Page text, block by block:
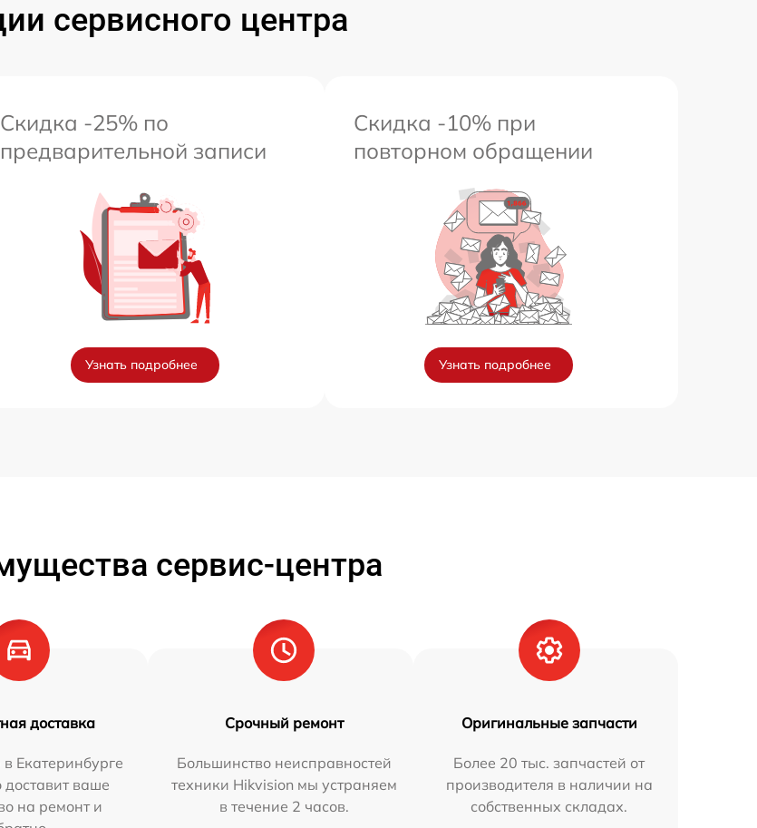
сервисного центра
Скидка -25% по
предварительной записи
Узнать подробнее
Скидка -10% при
повторном обращении
Узнать подробнее
сервис-центра
доставка
Екатеринбурге
доставит ваше
на ремонт и
Срочный ремонт
Большинство неисправностей
техники Hikvision мы устраняем
в течение 2 часов.
Оригинальные запчасти
Более 20 тыс. запчастей от
производителя в наличии на
собственных складах.